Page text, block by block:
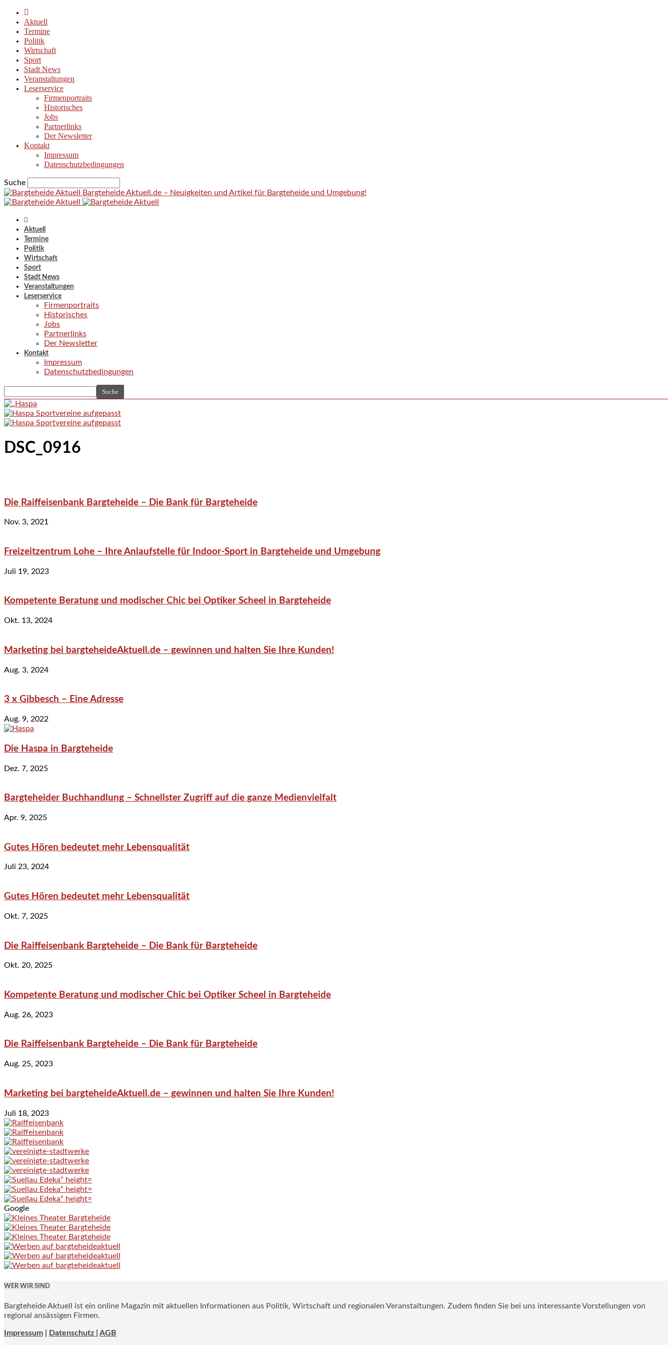
Aktuell
Termine
Politik
Wirtschaft
Sport
Stadt News
Veranstaltungen
Leserservice
Firmenportraits
Historisches
Jobs
Partnerlinks
Der Newsletter
Kontakt
Impressum
Datenschutzbedingungen
Suche
Bargteheide Aktuell.de – Neuigkeiten und Artikel für Bargteheide und Umgebung!
Aktuell
Termine
Politik
Wirtschaft
Sport
Stadt News
Veranstaltungen
Leserservice
Firmenportraits
Historisches
Jobs
Partnerlinks
Der Newsletter
Kontakt
Impressum
Datenschutzbedingungen
DSC_0916
Die Raiffeisenbank Bargteheide – Die Bank für Bargteheide
Nov. 3, 2021
Freizeitzentrum Lohe – Ihre Anlaufstelle für Indoor-Sport in Bargteheide und Umgebung
Juli 19, 2023
Kompetente Beratung und modischer Chic bei Optiker Scheel in Bargteheide
Okt. 13, 2024
Marketing bei bargteheideAktuell.de – gewinnen und halten Sie Ihre Kunden!
Aug. 3, 2024
3 x Gibbesch – Eine Adresse
Aug. 9, 2022
Die Haspa in Bargteheide
Dez. 7, 2025
Bargteheider Buchhandlung – Schnellster Zugriff auf die ganze Medienvielfalt
Apr. 9, 2025
Gutes Hören bedeutet mehr Lebensqualität
Juli 23, 2024
Gutes Hören bedeutet mehr Lebensqualität
Okt. 7, 2025
Die Raiffeisenbank Bargteheide – Die Bank für Bargteheide
Okt. 20, 2025
Kompetente Beratung und modischer Chic bei Optiker Scheel in Bargteheide
Aug. 26, 2023
Die Raiffeisenbank Bargteheide – Die Bank für Bargteheide
Aug. 25, 2023
Marketing bei bargteheideAktuell.de – gewinnen und halten Sie Ihre Kunden!
Juli 18, 2023
Google
WER WIR SIND
Bargteheide Aktuell ist ein online Magazin mit aktuellen Informationen aus Politik, Wirtschaft und regionalen Veranstaltungen. Zudem finden Sie bei uns interessante Vorstellungen von
regional ansässigen Firmen.
Impressum Datenschutz | AGB